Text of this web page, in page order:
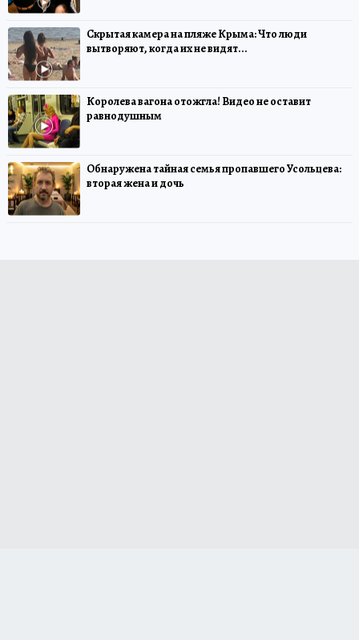
Скрытая камера на пляже Крыма: Что люди
вытворяют, когда их не видят...
Королева вагона отожгла! Видео не оставит
равнодушным
Обнаружена тайная семья пропавшего Усольцева:
вторая жена и дочь